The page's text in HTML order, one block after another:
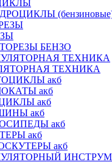
БЕНЗО
ТЕХНИКА
акб
акб
акб
акб
акб
акб
акб